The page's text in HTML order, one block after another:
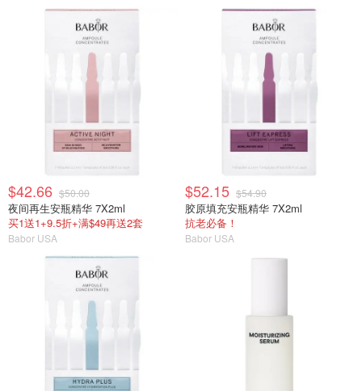
$42.66 $50.00
夜间再生安瓶精华 7X2ml
买1送1+9.5折+满$49再送2套
Babor USA
$52.15 $54.90
胶原填充安瓶精华 7X2ml
抗老必备！
Babor USA